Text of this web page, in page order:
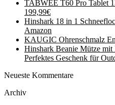
TABWEE T60 Pro Tablet
199,99€
Hinshark 18 in 1
Amazon
KAUGIC Ohrenschmalz
Hinshark Beanie Mütze
Perfektes Geschenk für
Neueste Kommentare
Archiv